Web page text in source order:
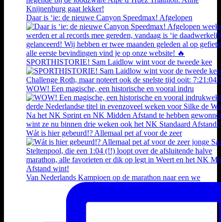
Daar is ‘ie: de nieuwe Canyon Speedmax! Afgelopen
SPORTHISTORIE! Sam Laidlow wint voor de tweede kee
WOW! Een magische, een historische en vooral indru
Wát is hier gebeurd!? Allemaal pet af voor de zeer
Van Nederlands Kampioen op de marathon naar een we